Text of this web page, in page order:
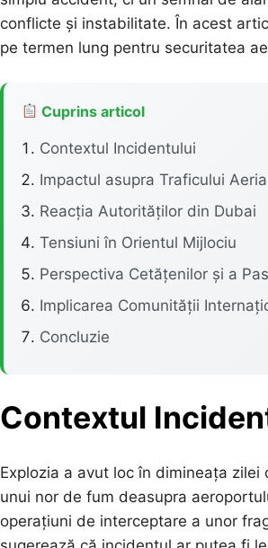
conflicte și instabilitate. În acest
pe termen lung pentru securitatea
Cuprins articol
Contextul Incidentului
Impactul asupra Traficului
Reacția Autorităților din Dubai
Tensiuni în Orientul Mijlociu
Perspectiva Cetățenilor și a
Implicarea Comunității
Concluzie
Contextul
Explozia a avut loc în dimineața
unui nor de fum deasupra
operațiuni de interceptare a unor